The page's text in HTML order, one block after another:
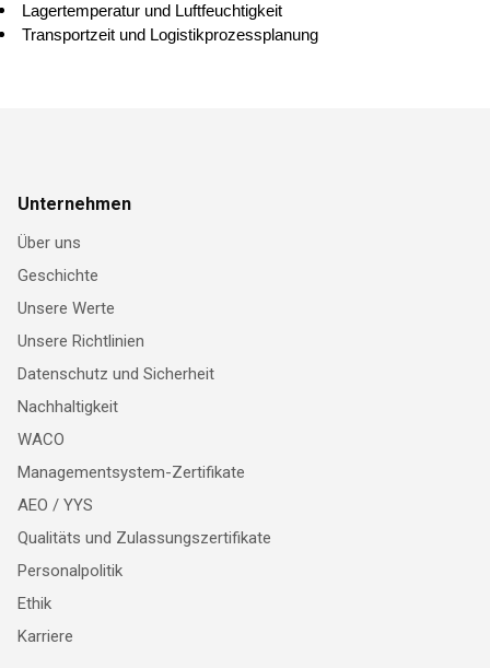
Lagertemperatur und Luftfeuchtigkeit
Transportzeit und Logistikprozessplanung
Unternehmen
Über uns
Geschichte
Unsere Werte
Unsere Richtlinien
Datenschutz und Sicherheit
Nachhaltigkeit
WACO
Managementsystem-Zertifikate
AEO / YYS
Qualitäts und Zulassungszertifikate
Personalpolitik
Ethik
Karriere